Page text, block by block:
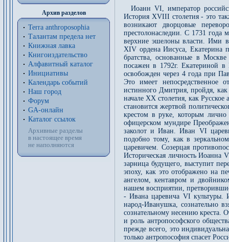
Архив разделов
Terra anthroposophia
Талантам предела нет
Книжная лавка
Книгоиздательство
Алфавитный каталог
Инициативы
Календарь событий
Наш город
Форум
GA-онлайн
Каталог ссылок
Архивные разделы
в настоящее время
не наполняются
Иоанн VI, император
История XVIII столетия - это
возникают дворцовые
престолонаследии. С 1731 года
верхние эшелоны власти. Ими
XIV ордена Иисуса, Екатерина
братства, основанные в
посажен в 1792г. Екатериной
освобожден через 4 года при
Это имеет непосредственное
истинного Дмитрия, пройдя,
начале XX столетия, как
становится жертвой
крестом в руке, которым лично
офицерском мундире
заколот и Иван. Иван VI
подобно тому, как в
царевичем. Созерцая
Историческая личность Иоанна
зарница будущего, выступит
эпоху, как это отображено на
ангелом, кентавром и
нашем восприятии,
- Ивана царевича VI культуры.
народ-Иванушка, сознательно
сознательному несению креста.
и роль антропософского
прежде всего, это
только антропософия спасет